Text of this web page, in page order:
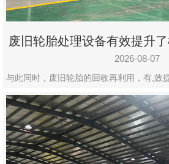
九
设
有
限
公
司
废旧轮胎处理设备有效提升
用率
2026-08-07
与此同时，废旧轮胎的回收再利用，有,效